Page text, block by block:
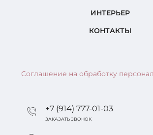
ИНТЕРЬЕР
КОНТАКТЫ
Соглашение на обработку
+7 (914) 777-01-03
ЗАКАЗАТЬ ЗВОНОК